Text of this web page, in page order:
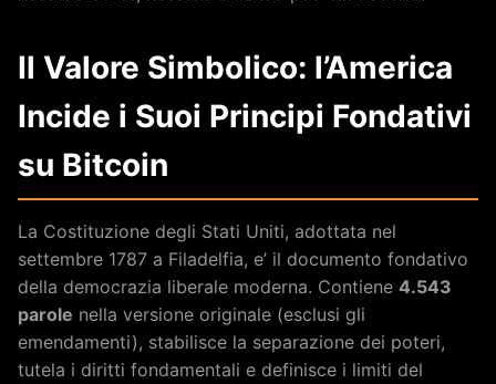
Il Valore Simbolico: l’America
Incide i Suoi Principi Fondativi
su Bitcoin
La Costituzione degli Stati Uniti, adottata nel
settembre 1787 a Filadelfia, e’ il documento fondativo
della democrazia liberale moderna. Contiene 4.543
parole nella versione originale (esclusi gli
emendamenti), stabilisce la separazione dei poteri,
tutela i diritti fondamentali e definisce i limiti del